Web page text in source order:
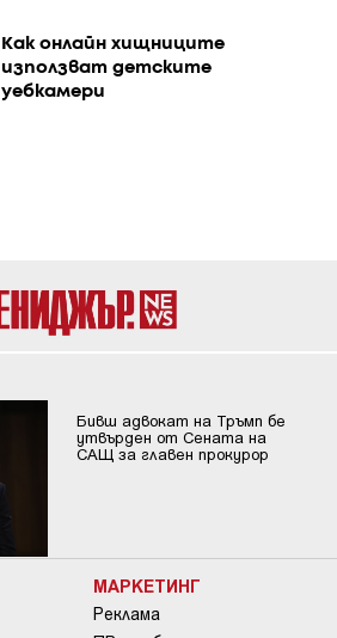
Как онлайн хищниците
използват детските
уебкамери
Бивш адвокат на Тръмп бе
утвърден от Сената на
САЩ за главен прокурор
МАРКЕТИНГ
Реклама